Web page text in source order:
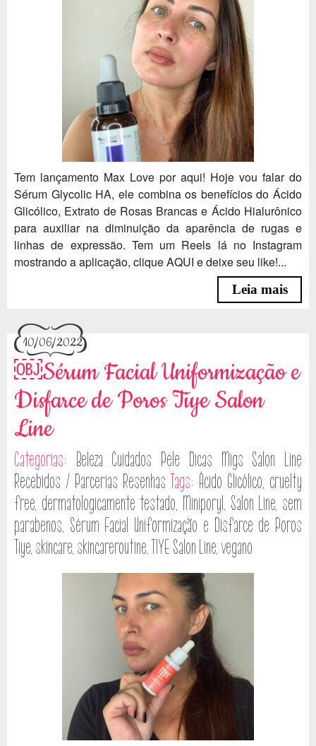
Tem lançamento Max Love por aqui! Hoje vou falar do
Sérum Glycolic HA, ele combina os benefícios do Ácido
Glicólico, Extrato de Rosas Brancas e Ácido Hialurônico
para auxiliar na diminuição da aparência de rugas e
linhas de expressão. Tem um Reels lá no Instagram
mostrando a aplicação, clique AQUI e deixe seu like!...
Leia mais
10/06/2022
￼Sérum Facial Uniformização e
Disfarce de Poros Tiye Salon
Line
Categorias: Beleza Cuidados Pele Dicas Migs Salon Line
Recebidos / Parcerias Resenhas Tags: Ácido Glicólico, cruelty
free, dermatologicamente testado, Miniporyl, Salon Line, sem
parabenos, Sérum Facial Uniformização e Disfarce de Poros
Tiye, skincare, skincareroutine, TIYE Salon Line,vegano